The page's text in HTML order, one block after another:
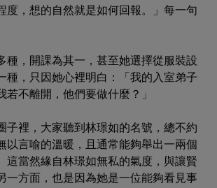
度，想的自然就是如何回報。」每一句
種，開課為其一，甚至她選擇從服裝設
種，只因她心裡明白：「我的入室弟子
若不離開，他們要做什麼？」
子裡，大家聽到林璟如的名號，總不約
以言喻的溫暖，且通常能夠舉出一兩個
這當然緣自林璟如無私的氣度，與讓賢
一方面，也是因為她是一位能夠看見事